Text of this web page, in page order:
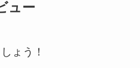
ュー
ょう！